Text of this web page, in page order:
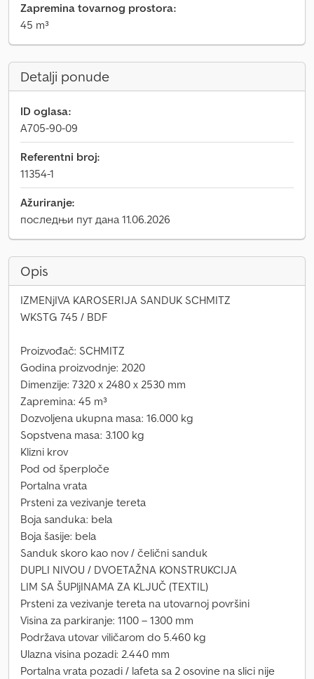
Zapremina tovarnog prostora:
45 m³
Detalji ponude
ID oglasa:
A705-90-09
Referentni broj:
11354-1
Ažuriranje:
последњи пут дана 11.06.2026
Opis
IZMENjIVA KAROSERIJA SANDUK SCHMITZ
WKSTG 745 / BDF
Proizvođač: SCHMITZ
Godina proizvodnje: 2020
Dimenzije: 7320 x 2480 x 2530 mm
Zapremina: 45 m³
Dozvoljena ukupna masa: 16.000 kg
Sopstvena masa: 3.100 kg
Klizni krov
Pod od šperploče
Portalna vrata
Prsteni za vezivanje tereta
Boja sanduka: bela
Boja šasije: bela
Sanduk skoro kao nov / čelični sanduk
DUPLI NIVOU / DVOETAŽNA KONSTRUKCIJA
LIM SA ŠUPljINAMA ZA KLJUČ (TEXTIL)
Prsteni za vezivanje tereta na utovarnoj površini
Visina za parkiranje: 1100 – 1300 mm
Podržava utovar viličarom do 5.460 kg
Ulazna visina pozadi: 2.440 mm
Portalna vrata pozadi / lafeta sa 2 osovine na slici nije